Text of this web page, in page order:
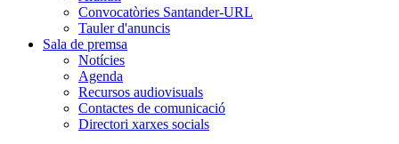
Convocatòries Santander-URL
Tauler d'anuncis
Sala de premsa
Notícies
Agenda
Recursos audiovisuals
Contactes de comunicació
Directori xarxes socials